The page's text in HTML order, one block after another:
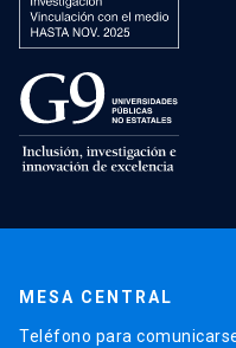
MESA CENTRAL
Teléfono para